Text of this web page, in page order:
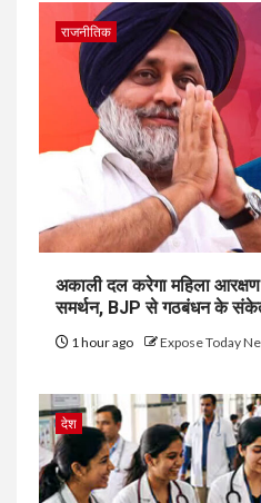
राजनीतिक
अकाली दल करेगा महिला
समर्थन, BJP से गठबंधन के
1 hour ago Expose Today
देश